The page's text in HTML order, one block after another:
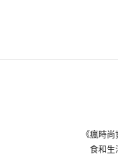
《瘋時
食和生